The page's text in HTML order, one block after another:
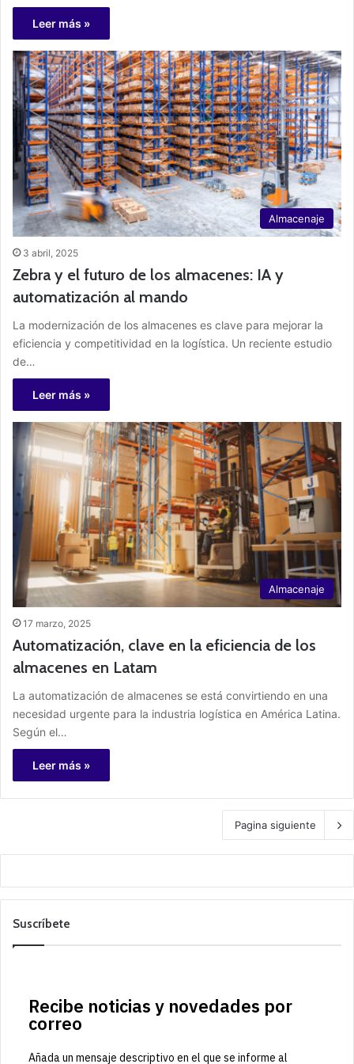
Leer más »
Almacenaje
3 abril, 2025
Zebra y el futuro de los almacenes: IA y
automatización al mando
La modernización de los almacenes es clave para mejorar la
eficiencia y competitividad en la logística. Un reciente estudio
de…
Leer más »
Almacenaje
17 marzo, 2025
Automatización, clave en la eficiencia de los
almacenes en Latam
La automatización de almacenes se está convirtiendo en una
necesidad urgente para la industria logística en América Latina.
Según el…
Leer más »
Pagina siguiente
Suscríbete
Recibe noticias y novedades por
correo
Añada un mensaje descriptivo en el que se informe al